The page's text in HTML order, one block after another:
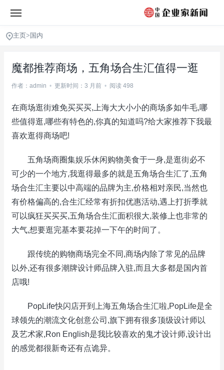
主页> 国内
魔都推荐商场，五角场合生汇值得一逛
作者：admin • 更新时间：3 月前 • 阅读 498
在商场逛街难免买买买,上海大大小小的商场多如牛毛,哪
些值得逛,哪些有特色的,你真的知道吗?给大家推荐下我最
喜欢逛得商场吧!
五角场商圈集娱乐休闲购物美食于一身,是逛街必不
可少的一个地方,我逛得最多的就是五角场合生汇了,五角
场合生汇主要以中高端的品牌为主,价格相对亲民,当然也
有价格偏高的,合生汇经常有折扣优惠活动,遇上打折季就
可以疯狂买买买,五角场合生汇面积很大,装修上也非常的
大气,想要逛完基本要花掉一下午的时间了。
跟传统的购物商场完全不同,商场内除了常见的品牌
以外,还有很多潮牌设计师品牌入驻,而且大多都是国内首
店哦!
PopLife快闪店开到上海五角场合生汇啦,PopLife是全
球领先的潮流文化创意公司,旗下拥有很多顶级设计师以
及艺术家,Ron English是我比较喜欢的鬼才设计师,设计出
的感觉都很新奇还有点诡异。